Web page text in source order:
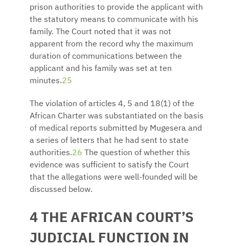
prison authorities to provide the applicant with
the statutory means to communicate with his
family. The Court noted that it was not
apparent from the record why the maximum
duration of communications between the
applicant and his family was set at ten
minutes.25
The violation of articles 4, 5 and 18(1) of the
African Charter was substantiated on the basis
of medical reports submitted by Mugesera and
a series of letters that he had sent to state
authorities.26 The question of whether this
evidence was sufficient to satisfy the Court
that the allegations were well-founded will be
discussed below.
4 THE AFRICAN COURT’S
JUDICIAL FUNCTION IN